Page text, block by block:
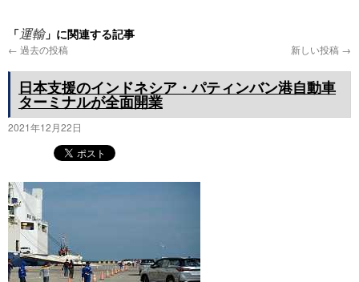
「運輸」に関連する記事
← 過去の投稿 新しい投稿 →
日本支援のインドネシア・パティンバン港自動車
ターミナルが全面開業
2021年12月22日